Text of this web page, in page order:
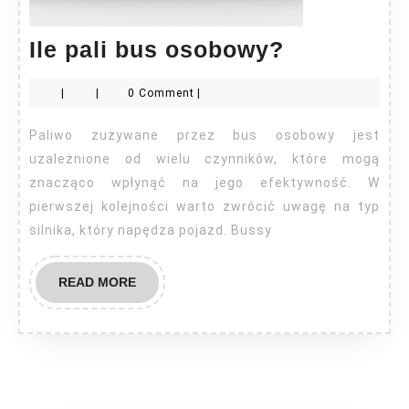
Ile pali bus osobowy?
osobowy?
0 Comment
Paliwo zużywane przez bus osobowy jest
uzależnione od wielu czynników, które mogą
znacząco wpłynąć na jego efektywność. W
pierwszej kolejności warto zwrócić uwagę na typ
silnika, który napędza pojazd. Bussy
READ MOREREAD
MORE